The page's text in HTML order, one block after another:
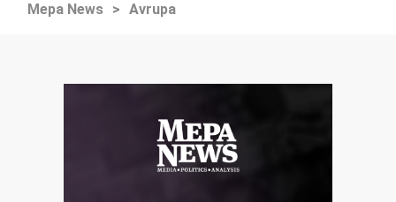
Mepa News > Avrupa